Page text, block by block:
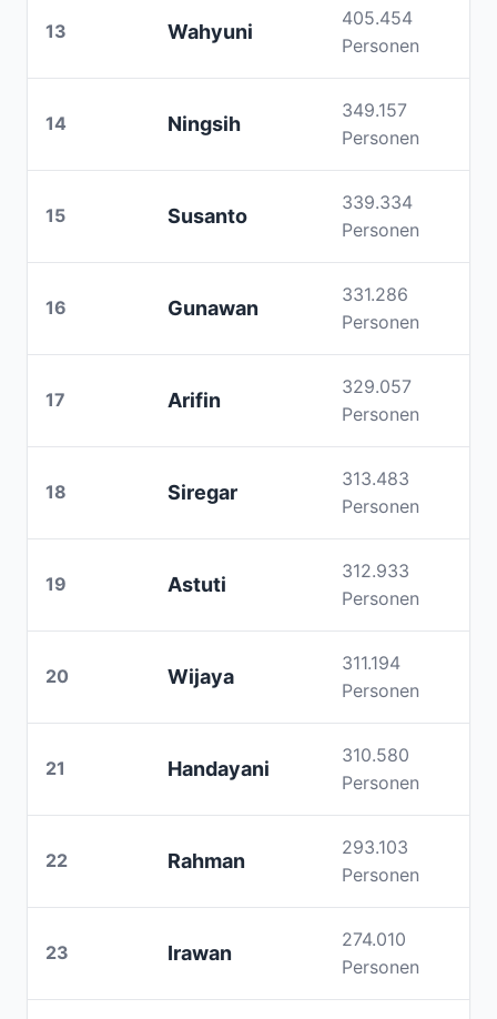
13 Wahyuni
405.454
Personen
14 Ningsih
349.157
Personen
15 Susanto
339.334
Personen
16 Gunawan
331.286
Personen
17 Arifin
329.057
Personen
18 Siregar
313.483
Personen
19 Astuti
312.933
Personen
20 Wijaya
311.194
Personen
21 Handayani
310.580
Personen
22 Rahman
293.103
Personen
23 Irawan
274.010
Personen